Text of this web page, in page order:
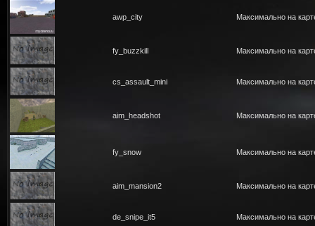
awp_city Максимально на
fy_buzzkill Максимально на
cs_assault_mini Максимально на
aim_headshot Максимально на
fy_snow Максимально на
aim_mansion2 Максимально на
de_snipe_it5 Максимально на